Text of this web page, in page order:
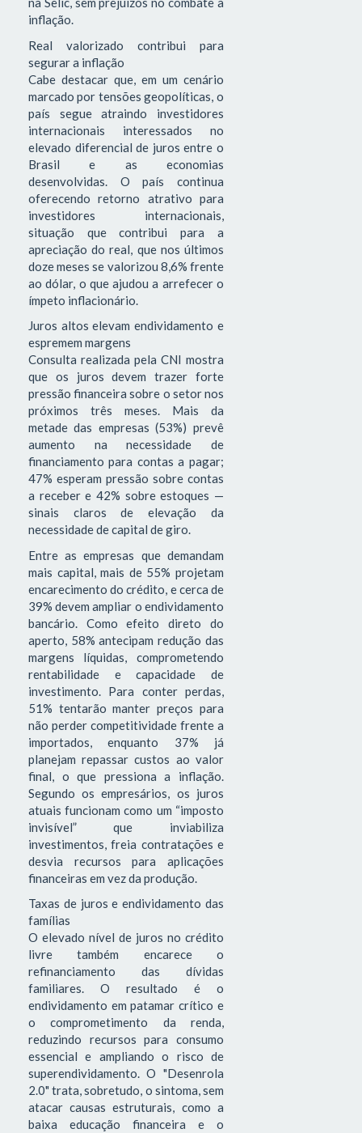
inflação.
Real valorizado contribui para
segurar a inflação
Cabe destacar que, em um cenário
marcado por tensões geopolíticas, o
país segue atraindo investidores
internacionais interessados no
elevado diferencial de juros entre o
Brasil e as economias
desenvolvidas. O país continua
oferecendo retorno atrativo para
investidores internacionais,
situação que contribui para a
apreciação do real, que nos últimos
doze meses se valorizou 8,6% frente
ao dólar, o que ajudou a arrefecer o
ímpeto inflacionário.
Juros altos elevam endividamento e
espremem margens
Consulta realizada pela CNI mostra
que os juros devem trazer forte
pressão financeira sobre o setor nos
próximos três meses. Mais da
metade das empresas (53%) prevê
aumento na necessidade de
financiamento para contas a pagar;
47% esperam pressão sobre contas
a receber e 42% sobre estoques —
sinais claros de elevação da
necessidade de capital de giro.
Entre as empresas que demandam
mais capital, mais de 55% projetam
encarecimento do crédito, e cerca de
39% devem ampliar o endividamento
bancário. Como efeito direto do
aperto, 58% antecipam redução das
margens líquidas, comprometendo
rentabilidade e capacidade de
investimento. Para conter perdas,
51% tentarão manter preços para
não perder competitividade frente a
importados, enquanto 37% já
planejam repassar custos ao valor
final, o que pressiona a inflação.
Segundo os empresários, os juros
atuais funcionam como um “imposto
invisível” que inviabiliza
investimentos, freia contratações e
desvia recursos para aplicações
financeiras em vez da produção.
Taxas de juros e endividamento das
famílias
O elevado nível de juros no crédito
livre também encarece o
refinanciamento das dívidas
familiares. O resultado é o
endividamento em patamar crítico e
o comprometimento da renda,
reduzindo recursos para consumo
essencial e ampliando o risco de
superendividamento. O "Desenrola
2.0" trata, sobretudo, o sintoma, sem
atacar causas estruturais, como a
baixa educação financeira e o